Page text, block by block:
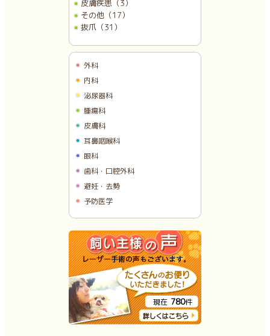
皮膚疾患（3）
その他（17）
抜爪（31）
外科
内科
泌尿器科
腫瘍科
皮膚科
耳鼻咽喉科
眼科
歯科・口腔外科
避妊・去勢
予防医学
現在 780件